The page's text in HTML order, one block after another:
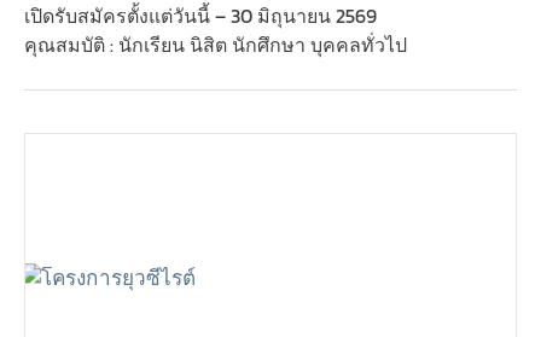
เปิดรับสมัครตั้งแต่วันนี้ – 30 มิถุนายน 2569
คุณสมบัติ : นักเรียน นิสิต นักศึกษา บุคคลทั่วไป